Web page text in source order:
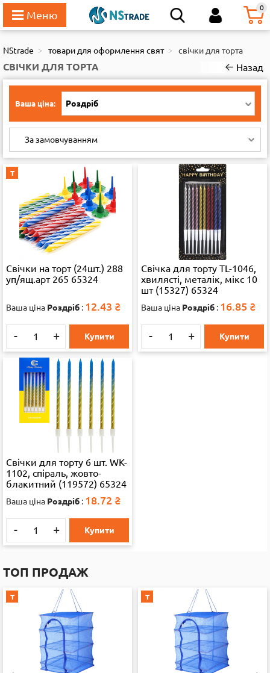
0
111
NStrade товари для оформлення свят свічки для торта
СВІЧКИ ДЛЯ ТОРТА Назад
Ваша ціна: Роздріб
За замовчуванням
Т
Свічки на торт (24шт.) 288
уп/ящ.арт 265 65324
Ваша ціна Роздріб : 12.43 ₴
- + Купити
Свічка для торту TL-1046,
хвилясті, металік, мікс 10
шт (15327) 65324
Ваша ціна Роздріб : 16.85 ₴
- + Купити
Свічки для торту 6 шт. WK-
1102, спіраль, жовто-
блакитний (119572) 65324
Ваша ціна Роздріб : 18.72 ₴
- + Купити
ТОП ПРОДАЖ
Т Т